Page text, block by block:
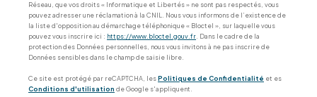
Réseau, que vos droits « Informatique et Libertés » ne sont pas respectés, vous
pouvez adresser une réclamation à la CNIL. Nous vous informons de l’existence de
la liste d'opposition au démarchage téléphonique « Bloctel », sur laquelle vous
pouvez vous inscrire ici : https://www.bloctel.gouv.fr. Dans le cadre de la
protection des Données personnelles, nous vous invitons à ne pas inscrire de
Données sensibles dans le champ de saisie libre.
Ce site est protégé par reCAPTCHA, lesPolitiques de Confidentialité et es
Conditions d'utilisation de Google s'appliquent.